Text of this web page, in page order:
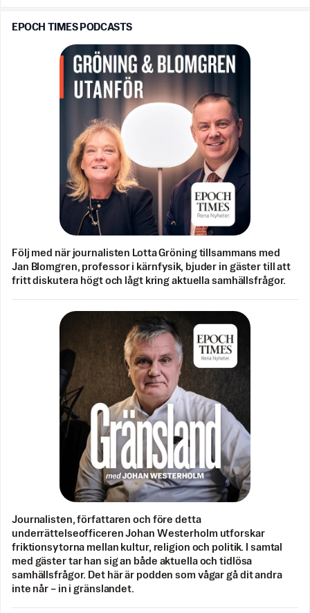
EPOCH TIMES PODCASTS
Följ med när journalisten Lotta Gröning tillsammans med
Jan Blomgren, professor i kärnfysik, bjuder in gäster till att
fritt diskutera högt och lågt kring aktuella samhällsfrågor.
Journalisten, författaren och före detta
underrättelseofficeren Johan Westerholm utforskar
friktionsytorna mellan kultur, religion och politik. I samtal
med gäster tar han sig an både aktuella och tidlösa
samhällsfrågor. Det här är podden som vågar gå dit andra
inte når – in i gränslandet.